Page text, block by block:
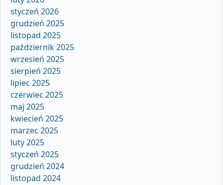
styczeń 2026
grudzień 2025
listopad 2025
październik 2025
wrzesień 2025
sierpień 2025
lipiec 2025
czerwiec 2025
maj 2025
kwiecień 2025
marzec 2025
luty 2025
styczeń 2025
grudzień 2024
listopad 2024